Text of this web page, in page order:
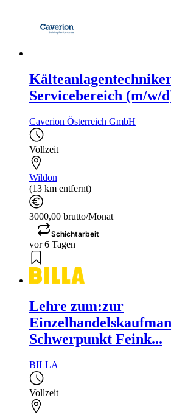
Servicebereich (m/w/
Caverion Österreich GmbH
Vollzeit
Wildon
(13 km entfernt)
3000,00 brutto/Monat
Schichtarbeit
vor 6 Tagen
Lehre zum:zur
Schwerpunkt Feink...
BILLA
Vollzeit